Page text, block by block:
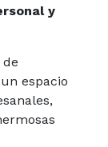
y
espacio